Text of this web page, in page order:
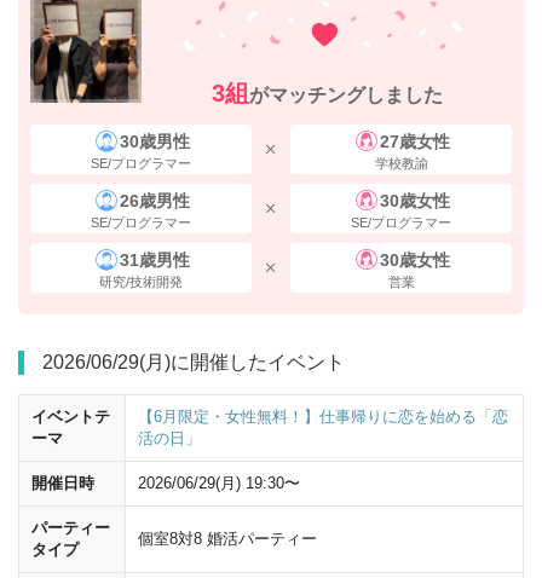
50ｍほど直進すると 「新槇町ビル」が前方にあります。 こちらの
地下からのアクセス
3組 がマッチングしました
30歳男性
SE/プログラマー
27歳女性
学校教諭
26歳男性
SE/プログラマー
30歳女性
SE/プログラマー
31歳男性
研究/技術開発
30歳女性
営業
2026/06/29(月)に開催したイベント
イベントテ
ーマ
【6月限定・女性無料！】仕事帰りに恋を始める「恋
活の日」
開催日時 2026/06/29(月) 19:30〜
パーティー
タイプ
個室8対8 婚活パーティー